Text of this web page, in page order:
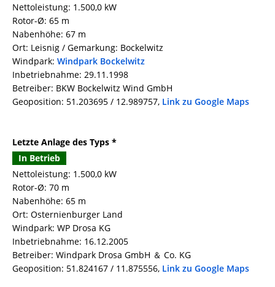
Nettoleistung: 1.500,0 kW
Rotor-Ø: 65 m
Nabenhöhe: 67 m
Ort: Leisnig / Gemarkung: Bockelwitz
Windpark: Windpark Bockelwitz
Inbetriebnahme: 29.11.1998
Betreiber: BKW Bockelwitz Wind GmbH
Geoposition: 51.203695 / 12.989757, Link zu Google Maps
Letzte Anlage des Typs *
In Betrieb
Nettoleistung: 1.500,0 kW
Rotor-Ø: 70 m
Nabenhöhe: 65 m
Ort: Osternienburger Land
Windpark: WP Drosa KG
Inbetriebnahme: 16.12.2005
Betreiber: Windpark Drosa GmbH ＆ Co. KG
Geoposition: 51.824167 / 11.875556, Link zu Google Maps